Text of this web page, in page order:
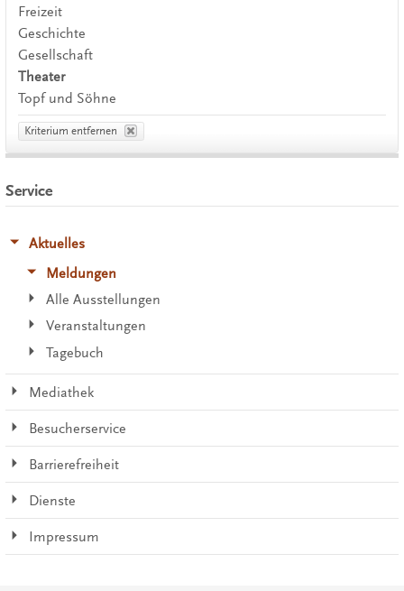
Freizeit
Geschichte
Gesellschaft
Theater
Topf und Söhne
Kriterium entfernen
Service
Aktuelles
Meldungen
Alle Ausstellungen
Veranstaltungen
Tagebuch
Mediathek
Besucherservice
Barrierefreiheit
Dienste
Impressum